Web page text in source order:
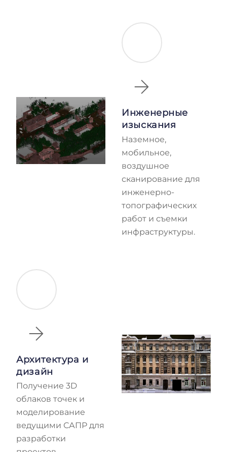
Инженерные
изыскания
Наземное,
мобильное,
воздушное
сканирование для
инженерно-
топографических
работ и съемки
инфраструктуры.
Архитектура и
дизайн
Получение 3D
облаков точек и
моделирование
ведущими САПР для
разработки